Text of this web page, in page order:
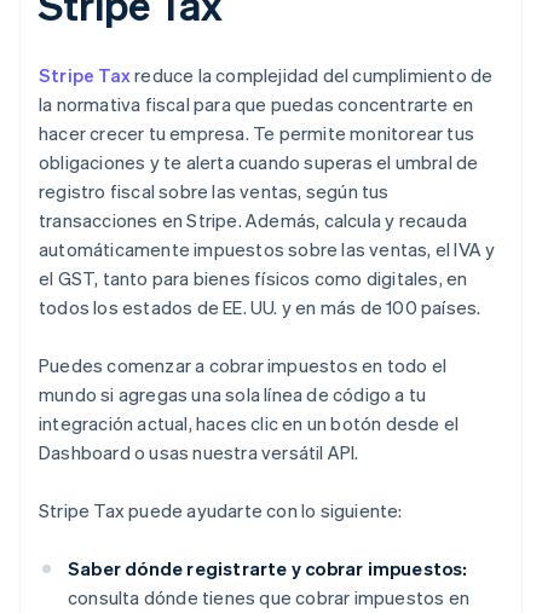
Stripe Taxreduce la complejidad del cumplimiento de
la normativa fiscal para que puedas concentrarte en
hacer crecer tu empresa. Te permite monitorear tus
obligaciones y te alerta cuando superas el umbral de
registro fiscal sobre las ventas, según tus
transacciones en Stripe. Además, calcula y recauda
automáticamente impuestos sobre las ventas, el IVA y
el GST, tanto para bienes físicos como digitales, en
todos los estados de EE. UU. y en más de 100 países.
Puedes comenzar a cobrar impuestos en todo el
mundo si agregas una sola línea de código a tu
integración actual, haces clic en un botón desde el
Dashboard o usas nuestra versátil API.
Stripe Tax puede ayudarte con lo siguiente:
Saber dónde registrarte y cobrar impuestos:
consulta dónde tienes que cobrar impuestos en